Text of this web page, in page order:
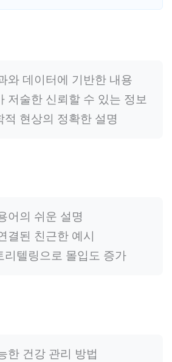
와 데이터에 기반한 내용
저술한 신뢰할 수 있는 정보
적 현상의 정확한 설명
어의 쉬운 설명
결된 친근한 예시
리텔링으로 몰입도 증가
한 건강 관리 방법